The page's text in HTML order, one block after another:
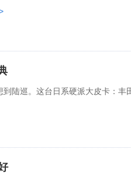
陆巡。这台日系硬派大皮卡：丰